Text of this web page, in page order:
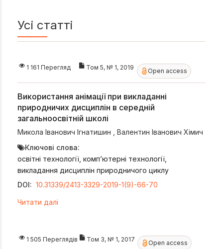
Усі статті
1 161 Перегляд Том 5, № 1, 2019 Open access
Використання анімації при викладанні
природничих дисциплін в середній
загальноосвітній школі
Микола Іванович Ігнатишин
Валентин Іванович Хімич
Ключові слова:
освітні технології, комп’ютерні технології,
викладання дисциплін природничого циклу
DOI: 10.31339/2413-3329-2019-1(9)-66-70
Читати далі
1 505 Переглядів Том 3, № 1, 2017 Open access